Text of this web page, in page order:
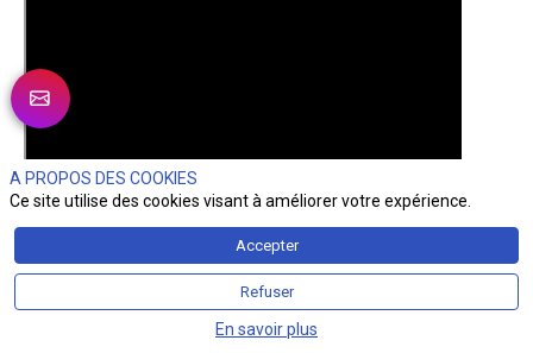
A PROPOS DES COOKIES
Ce site utilise des cookies visant à améliorer votre expérience.
Accepter
Refuser
En savoir plus